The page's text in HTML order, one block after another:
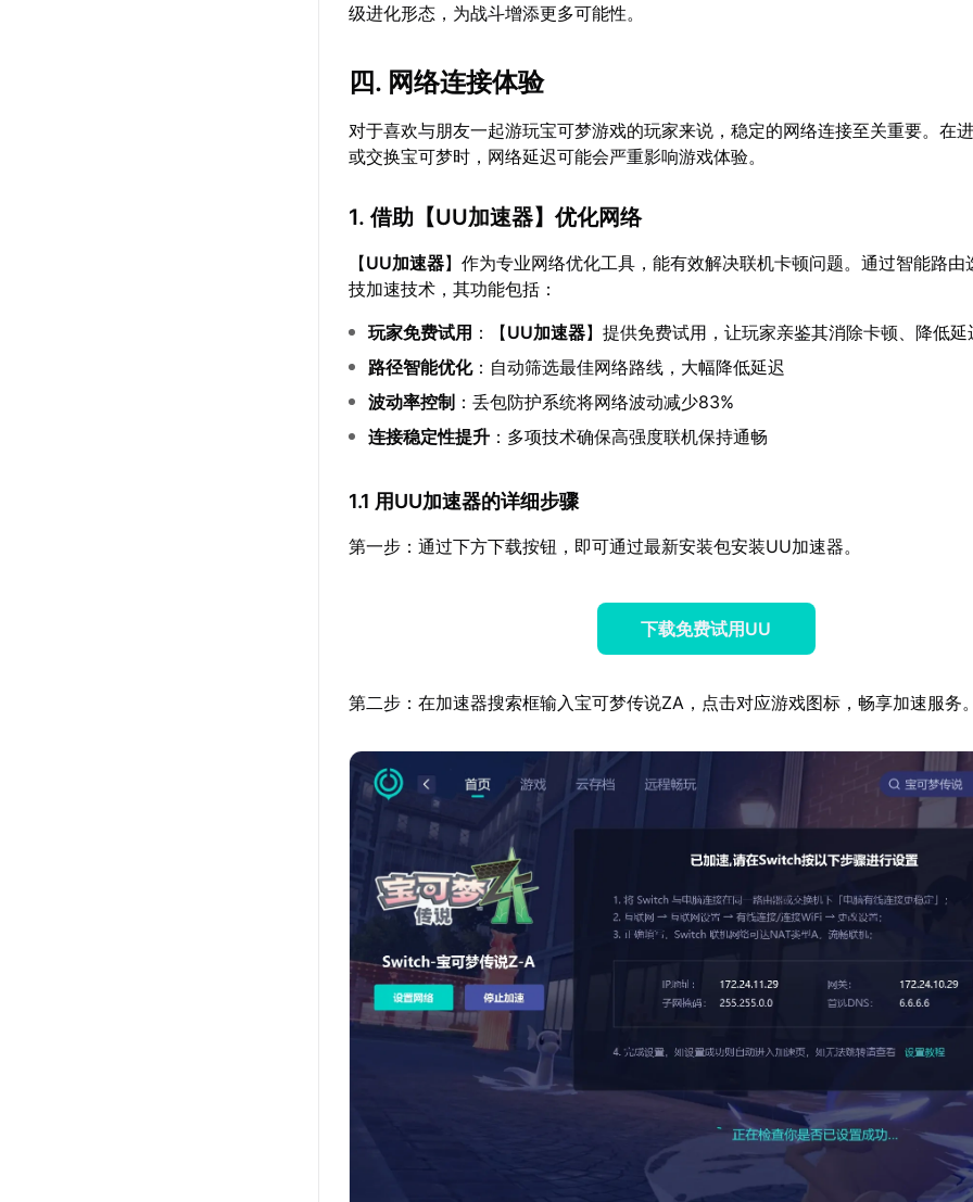
级进化形态，为战斗增添更多可能性。
四. 网络连接体验
对于喜欢与朋友一起游玩宝可梦游戏的玩家来说，稳定的网络连接至关重要。在
或交换宝可梦时，网络延迟可能会严重影响游戏体验。
1. 借助【UU加速器】优化网络
【UU加速器】作为专业网络优化工具，能有效解决联机卡顿问题。通过智能路由
技加速技术，其功能包括：
玩家免费试用 ：【UU加速器】提供免费试用，让玩家亲鉴其消除卡顿、降低
路径智能优化：自动筛选最佳网络路线，大幅降低延迟
波动率控制 ：丢包防护系统将网络波动减少83%
连接稳定性提升 ：多项技术确保高强度联机保持通畅
1.1 用UU加速器的详细步骤
第一步：通过下方下载按钮，即可通过最新安装包安装UU加速器。
下载免费试用UU
第二步：在加速器搜索框输入宝可梦传说ZA，点击对应游戏图标，畅享加速服务